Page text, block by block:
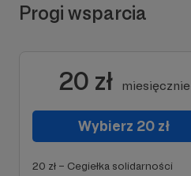
Progi wsparcia
20 zł miesięcznie
Wybierz 20 zł
20 zł – Cegiełka solidarności